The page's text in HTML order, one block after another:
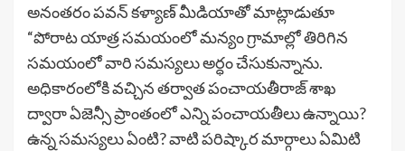
అనంతరం పవన్ కళ్యాణ్ మీడియాతో మాట్లాడుతూ
“పోరాట యాత్ర సమయంలో మన్యం గ్రామాల్లో తిరిగిన
సమయంలో వారి సమస్యలు అర్ధం చేసుకున్నాను.
అధికారంలోకి వచ్చిన తర్వాత పంచాయతీరాజ్ శాఖ
ద్వారా ఏజెన్సీ ప్రాంతంలో ఎన్ని పంచాయతీలు ఉన్నాయి?
ఉన్న సమస్యలు ఏంటి? వాటి పరిష్కార మార్గాలు ఏమిటి